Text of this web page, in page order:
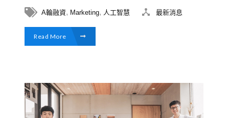
A輪融資, Marketing, 人工智慧 最新消息
Read More